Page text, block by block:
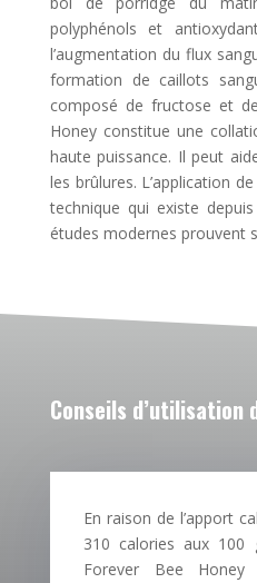
polyphénols et
l’augmentation du flux
formation de caillots
composé de fructose et
Honey constitue une
haute puissance. Il peut
les brûlures. L’application
technique qui existe
études modernes prouvent
Conseils d’utilisation
En raison de l’apport
310 calories aux 100
Forever Bee Honey